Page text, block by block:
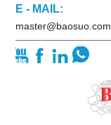
E - MAIL:
master@baosuo.com
   